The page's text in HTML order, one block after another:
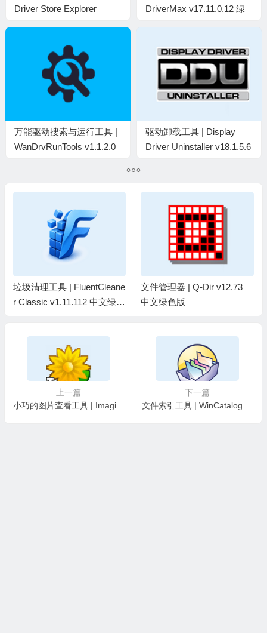
Driver Store Explorer
DriverMax v17.11.0.12 绿
万能驱动搜索与运行工具 |
WanDrvRunTools v1.1.2.0
驱动卸载工具 | Display
Driver Uninstaller v18.1.5.6
垃圾清理工具 | FluentCleane
r Classic v1.11.112 中文绿色
文件管理器 | Q-Dir v12.73
中文绿色版
上一篇
小巧的图片查看工具 | Imagine v2.6.2 中文绿色版
下一篇
文件索引工具 | WinCatalog v2026.3.0.732 中文绿色版